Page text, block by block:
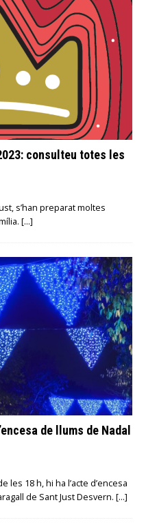
consulteu totes les
s’han preparat moltes
[…]
de llums de Nadal
18 h, hi ha l’acte d’encesa
de Sant Just Desvern. […]